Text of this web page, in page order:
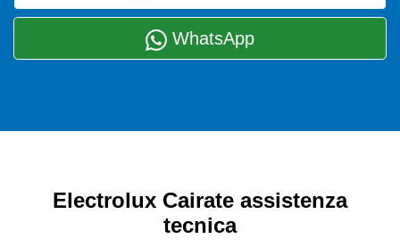
WhatsApp
Electrolux Cairate assistenza
tecnica